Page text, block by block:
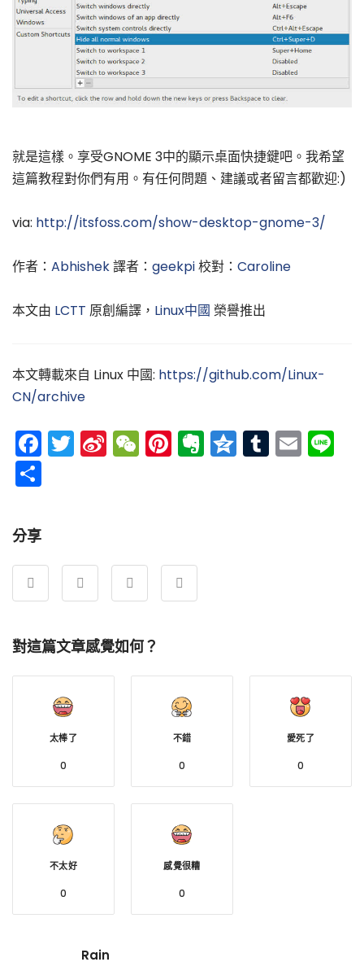
就是這樣。享受GNOME 3中的顯示桌面快捷鍵吧。我希望
這篇教程對你們有用。有任何問題、建議或者留言都歡迎:)
via: http://itsfoss.com/show-desktop-gnome-3/
作者： Abhishek譯者： geekpi校對： Caroline
本文由 LCTT 原創編譯， Linux中國 榮譽推出
本文轉載來自 Linux 中國: https://github.com/Linux-
CN/archive
Facebook
Twitter
Sina
Weibo
WeChat
Pinterest
Evernote
Qzone
Tumblr
分享
對這篇文章感覺如何？
太棒了
0
不錯
0
愛死了
0
不太好
0
感覺很糟
0
Rain